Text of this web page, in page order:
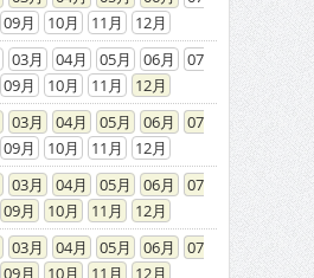
09 10 11
12
03 04 05 06
07
09 10 11
12
03 04 05 06
07
09 10 11
12
03 04 05 06
07
09 10 11
12
03 04 05 06
07
09 10 11
12